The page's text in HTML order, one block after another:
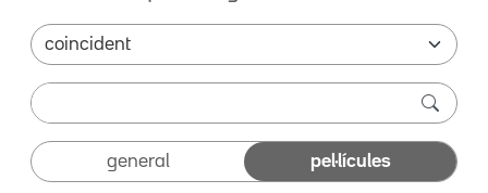
general pel·lícules